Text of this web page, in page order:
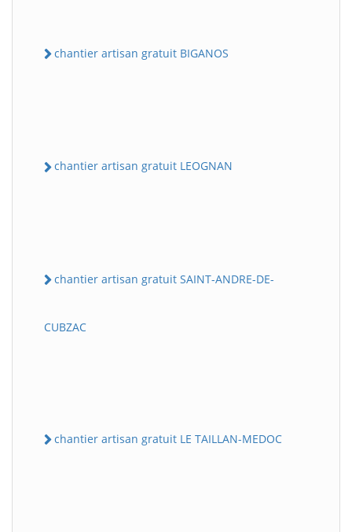
chantier artisan gratuit BIGANOS
chantier artisan gratuit LEOGNAN
chantier artisan gratuit SAINT-ANDRE-DE-
CUBZAC
chantier artisan gratuit LE TAILLAN-MEDOC